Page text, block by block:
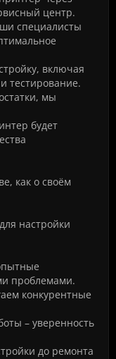
центр.
специалисты
включая
тестирование.
мы
будет
как о своём
настройки
проблемами.
конкурентные
– уверенность
до ремонта